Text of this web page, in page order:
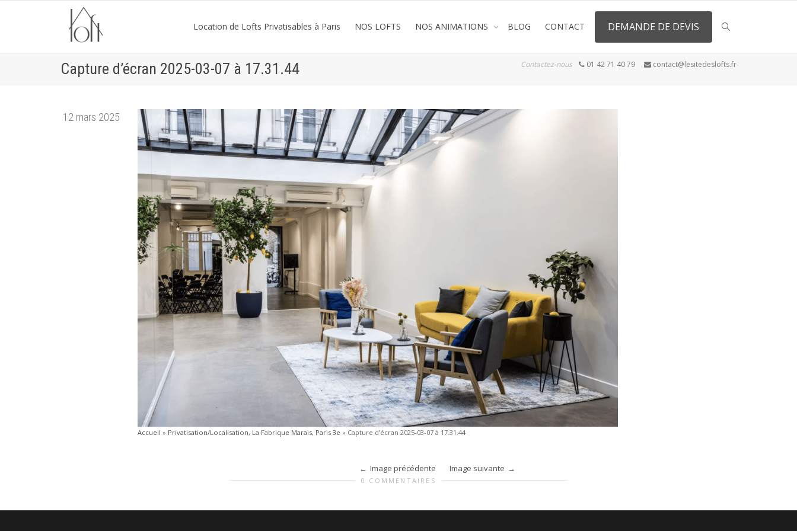
Location de Lofts Privatisables à Paris NOS LOFTS NOS ANIMATIONS BLOG CONTACT DEMANDE DE DEVIS
Capture d’écran 2025-03-07 à 17.31.44 Contactez-nous 01 42 71 40 79 contact@lesitedeslofts.fr
12 mars 2025
Accueil » Privatisation/Localisation, La Fabrique Marais, Paris 3e » Capture d’écran 2025-03-07 à 17.31.44
Image précédente Image suivante
0 COMMENTAIRES